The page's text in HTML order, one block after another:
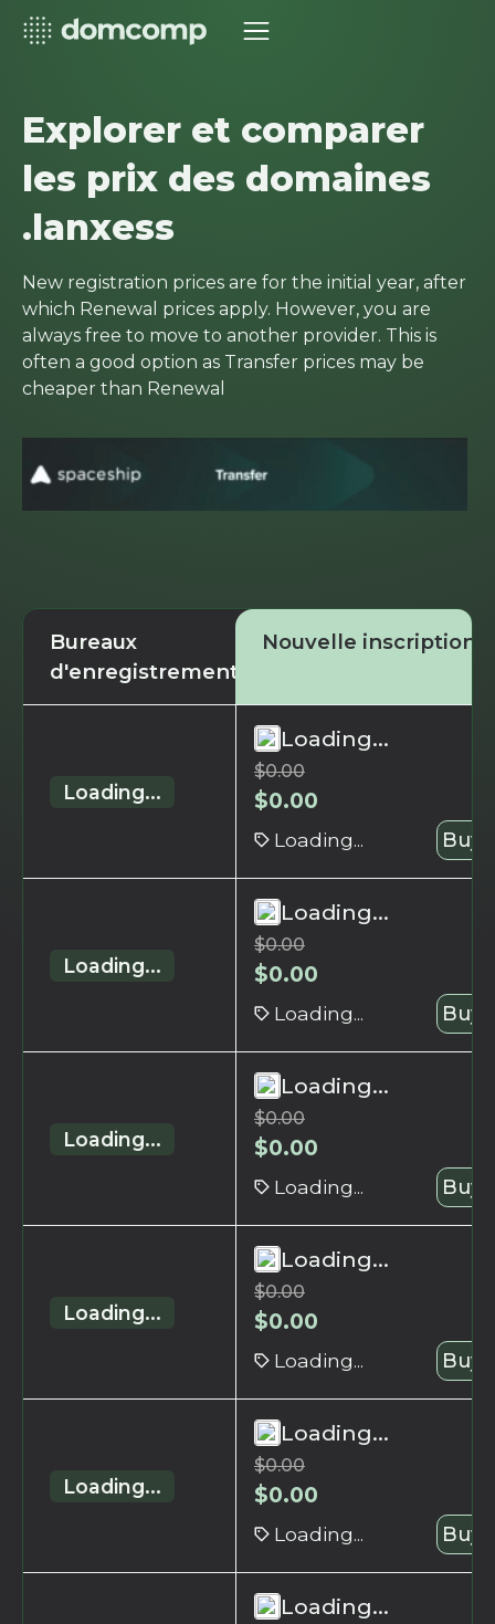
Explorer et comparer
les prix des domaines
.lanxess
New registration prices are for the initial year, after
which Renewal prices apply. However, you are
always free to move to another provider. This is
often a good option as Transfer prices may be
cheaper than Renewal
Bureaux
d'enregistrement
Nouvelle inscription
Loading...
Loading...
$0.00
$0.00
Loading... Buy
Loading...
Loading...
$0.00
$0.00
Loading... Buy
Loading...
Loading...
$0.00
$0.00
Loading... Buy
Loading...
Loading...
$0.00
$0.00
Loading... Buy
Loading...
Loading...
$0.00
$0.00
Loading... Buy
Loading...